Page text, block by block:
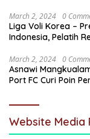
March 2, 2024 0
Liga Voli Korea –
Indonesia, Pelatih
March 2, 2024 0
Asnawi
Port FC Curi Poin
Website Media